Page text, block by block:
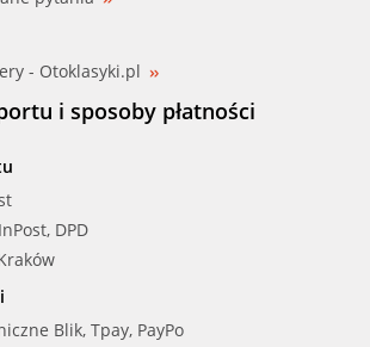
- Otoklasyki.pl
i sposoby płatności
DPD
Blik, Tpay, PayPo